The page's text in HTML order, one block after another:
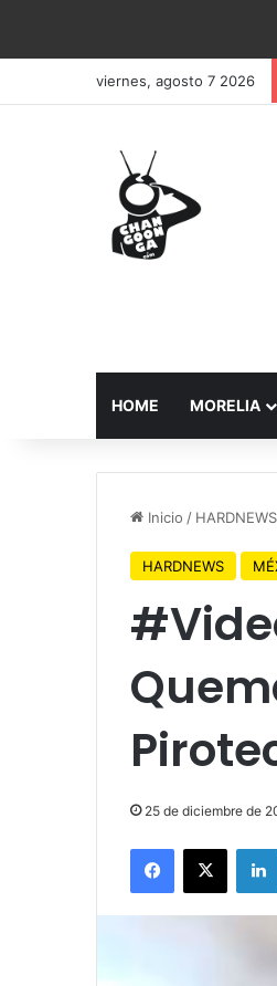
viernes, agosto 7 2026
HOME MORELIA
Inicio / HARDNEWS
HARDNEWS
25 de diciembre de